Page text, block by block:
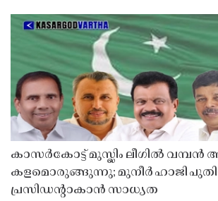
കാസർകോട്ട് മുസ്ലിം ലീഗിൽ വമ്പൻ
കളമൊരുങ്ങുന്നു; മുനീർ ഹാജി
പ്രസിഡൻ്റാകാൻ സാധ്യത